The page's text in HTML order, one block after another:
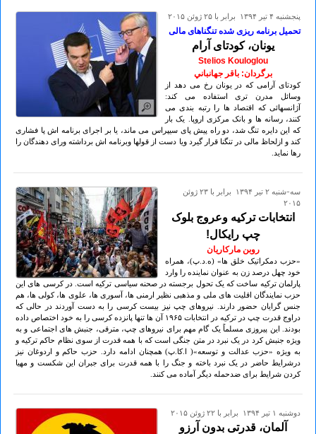
پنجشنبه ۴ تير ۱۳۹۴ برابر با ۲۵ ژوئن ۲۰۱۵
تحمیل برنامه ریزی شده تنگناهای مالی
یونان، کودتای آرام
Stelios Kouloglou
برگردان: باقر جهانباني
کودتای آرامی که در یونان رخ می دهد از
وسائل مدرن تری استفاده می کند:
آژانسهائی که اقتصاد ها را رتبه بندی می
کنند، رسانه ها و بانک مرکزی اروپا. یک بار
که این دایره تنگ شد، دو راه پیش پای سیپراس می ماند، یا بر اجرای برنامه اش پا فشاری
کند و ازلحاظ مالی در تنگنا قرار گیرد ویا دست از قولها وبرنامه اش برداشته ورای دهندگان را
رها نماید.
سه-شنبه ۲ تير ۱۳۹۴ برابر با ۲۳ ژوئن
۲۰۱۵
انتخابات ترکیه وعروج بلوک
چپ رایکال!
روبن مارکاریان
«حزب دمکراتیک خلق ها» (ه.د.پ)، همراه
خود چهل درصد زن به عنوان نماینده را وارد
پارلمان ترکیه ساخت که یک تحول برجسته در صحنه سیاسی ترکیه است. در کرسی های این
حزب نمایندگان اقلیت های ملی و مذهبی نظیر ارمنی ها، آسوری ها، علوی ها، کولی ها، هم
جنس گرایان حضور دارند. نیروهای چپ نیز بیست کرسی را به دست آوردند در حالی که
دراوج قدرت چپ در ترکیه در انتخابات ۱۹۶۵ آن ها تنها پانزده کرسی را به خود اختصاص داده
بودند. این پیروزی مسلماً یک گام مهم برای نیروهای چپ، مترقی، جنبش های اجتماعی و به
ویژه جنبش کرد در یک نبرد در متن جنگی است که با همه قدرت از سوی نظام حاکم ترکیه و
به ویژه «حزب عدالت و توسعه»( ا.کا.پ) همچنان ادامه دارد. حزب حاکم و اردوغان نیز
درشرایط حاضر در یک نبرد باخته و جنگ را با همه قدرت برای جبران این شکست و مهیا
کردن شرایط برای ضدحمله دیگر آماده می کنند.
دوشنبه ۱ تير ۱۳۹۴ برابر با ۲۲ ژوئن ۲۰۱۵
آلمان، قدرتی بدون آرزو